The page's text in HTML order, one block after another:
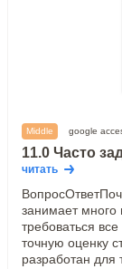
Middle google
11.0 Часто
читать
занимает много
требоваться
точную оценку
разработан для